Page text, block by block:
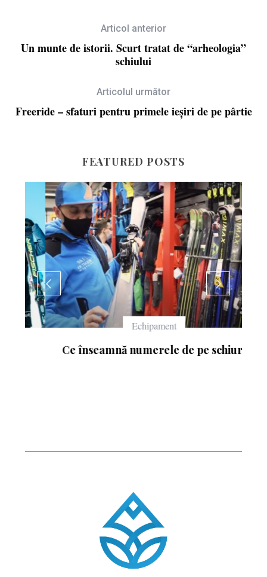
Articol anterior
Un munte de istorii. Scurt tratat de “arheologia”
schiului
Articolul următor
Freeride – sfaturi pentru primele ieșiri de pe pârtie
FEATURED POSTS
Echipament
Ce înseamnă numerele de pe schiuri